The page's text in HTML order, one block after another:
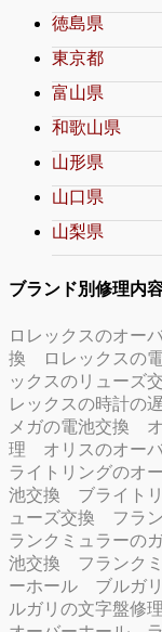
徳島県
東京都
富山県
和歌山県
山形県
山口県
山梨県
ブランド別修理内
ロレックスのオー
換
ロレックスの
ックスのリューズ
レックスの時計の
メガの電池交換
理
オリスのオー
ライトリングのオ
池交換
ブライト
ューズ交換
フラ
ランクミュラーの
池交換
フランク
ーホール
ブルガ
ルガリの文字盤修理